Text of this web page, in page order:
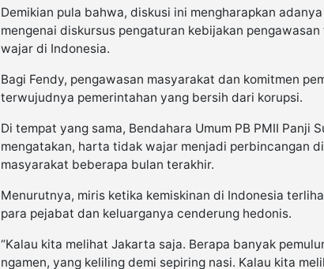
Demikian pula bahwa, diskusi ini mengharapkan
mengenai diskursus pengaturan kebijakan
wajar di Indonesia.
Bagi Fendy, pengawasan masyarakat dan komitmen
terwujudnya pemerintahan yang bersih dari korupsi.
Di tempat yang sama, Bendahara Umum PB PMII Panji
mengatakan, harta tidak wajar menjadi perbincangan
masyarakat beberapa bulan terakhir.
Menurutnya, miris ketika kemiskinan di Indonesia
para pejabat dan keluarganya cenderung hedonis.
“Kalau kita melihat Jakarta saja. Berapa banyak
ngamen, yang keliling demi sepiring nasi. Kalau kita